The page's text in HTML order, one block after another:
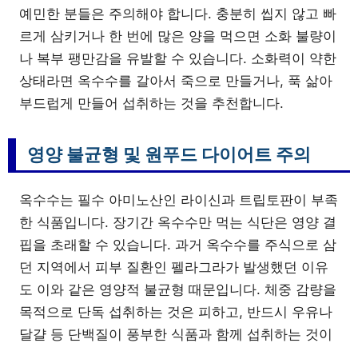
예민한 분들은 주의해야 합니다. 충분히 씹지 않고 빠
르게 삼키거나 한 번에 많은 양을 먹으면 소화 불량이
나 복부 팽만감을 유발할 수 있습니다. 소화력이 약한
상태라면 옥수수를 갈아서 죽으로 만들거나, 푹 삶아
부드럽게 만들어 섭취하는 것을 추천합니다.
영양 불균형 및 원푸드 다이어트 주의
옥수수는 필수 아미노산인 라이신과 트립토판이 부족
한 식품입니다. 장기간 옥수수만 먹는 식단은 영양 결
핍을 초래할 수 있습니다. 과거 옥수수를 주식으로 삼
던 지역에서 피부 질환인 펠라그라가 발생했던 이유
도 이와 같은 영양적 불균형 때문입니다. 체중 감량을
목적으로 단독 섭취하는 것은 피하고, 반드시 우유나
달걀 등 단백질이 풍부한 식품과 함께 섭취하는 것이